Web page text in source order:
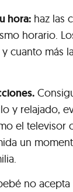
hora: haz las
horario.
cuanto más
y relajado,
el televisor
un
no